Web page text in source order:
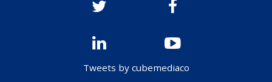
Tweets by cubemediaco